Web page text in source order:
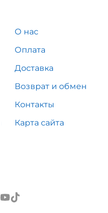
О нас
Оплата
Доставка
Возврат и обмен
Контакты
Карта сайта